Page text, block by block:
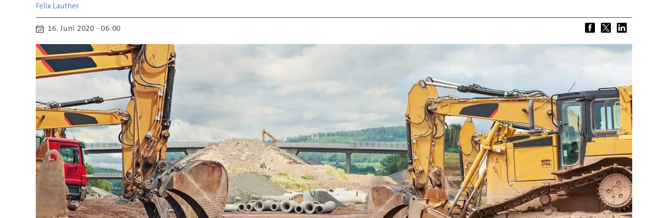
Felix Lauther
16. Juni 2020 - 06:00